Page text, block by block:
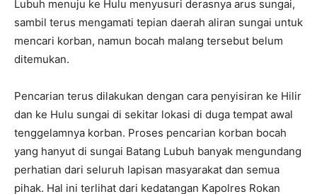
Lubuh menuju ke Hulu menyusuri derasnya arus sungai,
sambil terus mengamati tepian daerah aliran sungai untuk
mencari korban, namun bocah malang tersebut belum
ditemukan.
Pencarian terus dilakukan dengan cara penyisiran ‎ke Hilir
dan ke Hulu sungai di sekitar lokasi di duga tempat awal
tenggelamnya korban. Proses pencarian korban bocah
yang hanyut di sungai Batang Lubuh banyak mengundang
perhatian dari seluruh lapisan masyarakat dan semua
pihak. Hal ini terlihat ‎dari kedatangan Kapolres Rokan